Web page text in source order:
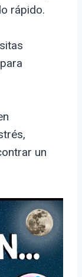
rápido.
un